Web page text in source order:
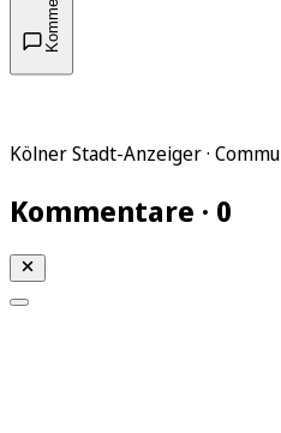
Kölner Stadt-Anzeiger ·
Kommentare · 0